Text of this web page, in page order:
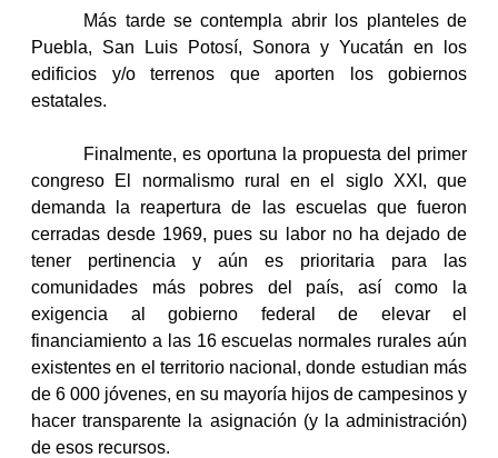
Más tarde se contempla abrir los planteles de
Puebla, San Luis Potosí, Sonora y Yucatán en los
edificios y/o terrenos que aporten los gobiernos
estatales.
Finalmente, es oportuna la propuesta del primer
congreso El normalismo rural en el siglo XXI, que
demanda la reapertura de las escuelas que fueron
cerradas desde 1969, pues su labor no ha dejado de
tener pertinencia y aún es prioritaria para las
comunidades más pobres del país, así como la
exigencia al gobierno federal de elevar el
financiamiento a las 16 escuelas normales rurales aún
existentes en el territorio nacional, donde estudian más
de 6 000 jóvenes, en su mayoría hijos de campesinos y
hacer transparente la asignación (y la administración)
de esos recursos.